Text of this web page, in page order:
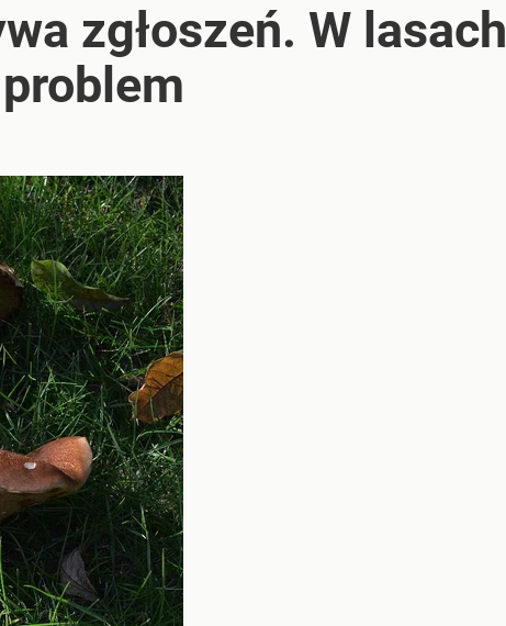
zgłoszeń. W lasach